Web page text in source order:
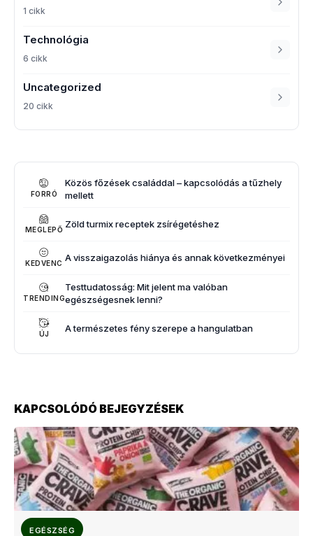
1 cikk
Technológia
6 cikk
Uncategorized
20 cikk
FORRÓ
Közös főzések családdal – kapcsolódás a tűzhely
mellett
MEGLEPŐ Zöld turmix receptek zsírégetéshez
KEDVENC A visszaigazolás hiánya és annak következményei
TRENDING
Testtudatosság: Mit jelent ma valóban
egészségesnek lenni?
ÚJ A természetes fény szerepe a hangulatban
KAPCSOLÓDÓ BEJEGYZÉSEK
EGÉSZSÉG